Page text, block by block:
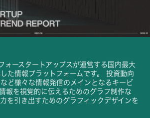
ォースタートアップスが運営する国内最大
た情報プラットフォームです。 投資動向
など様々な情報発信のメインとなるキービ
報を視覚的に伝えるためのグラフ制作な
を引き出すためのグラフィックデザインを